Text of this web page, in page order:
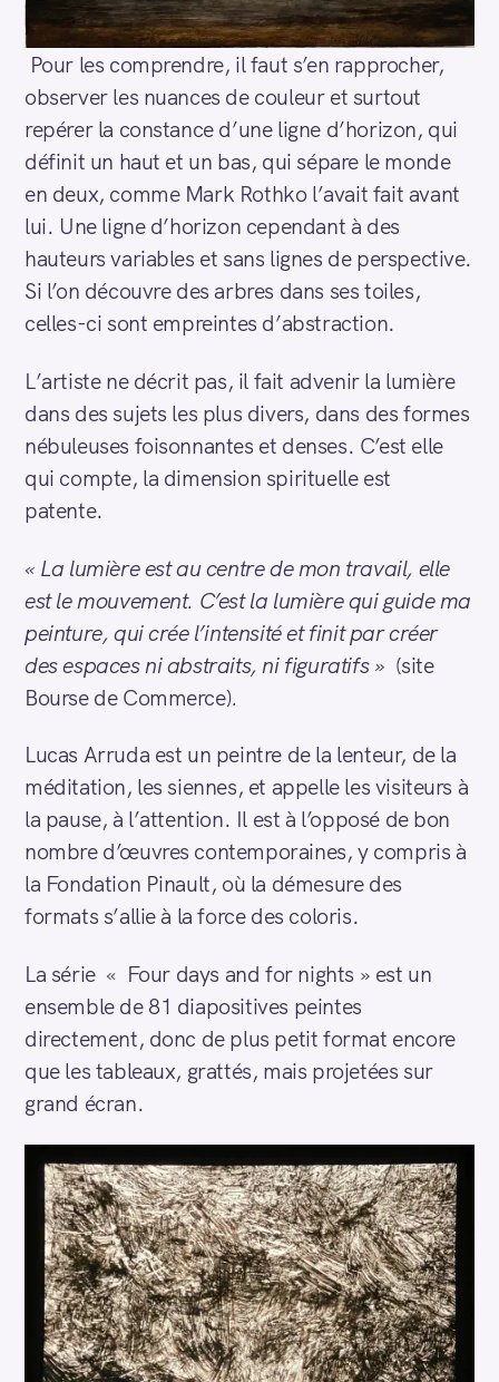
Pour les comprendre, il faut s’en rapprocher,
observer les nuances de couleur et surtout
repérer la constance d’une ligne d’horizon, qui
définit un haut et un bas, qui sépare le monde
en deux, comme Mark Rothko l’avait fait avant
lui. Une ligne d’horizon cependant à des
hauteurs variables et sans lignes de perspective.
Si l’on découvre des arbres dans ses toiles,
celles-ci sont empreintes d’abstraction.
L’artiste ne décrit pas, il fait advenir la lumière
dans des sujets les plus divers, dans des formes
nébuleuses foisonnantes et denses. C’est elle
qui compte, la dimension spirituelle est
patente.
« La lumière est au centre de mon travail, elle
est le mouvement. C’est la lumière qui guide ma
peinture, qui crée l’intensité et finit par créer
des espaces ni abstraits, ni figuratifs » (site
Bourse de Commerce).
Lucas Arruda est un peintre de la lenteur, de la
méditation, les siennes, et appelle les visiteurs à
la pause, à l’attention. Il est à l’opposé de bon
nombre d’œuvres contemporaines, y compris à
la Fondation Pinault, où la démesure des
formats s’allie à la force des coloris.
La série « Four days and for nights » est un
ensemble de 81 diapositives peintes
directement, donc de plus petit format encore
que les tableaux, grattés, mais projetées sur
grand écran.